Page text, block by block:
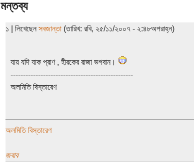
মন্তব্য
১ | লিখেছেন সবজান্তা(তারিখ: রবি, ২৫/১১/২০০৭ - ২:৪৮অপরাহ্ন)
যায় যদি যাক প্রাণ , হীরকের রাজা ভগবান।
-------------------------------------------------
অলমিতি বিস্তারেণ
অলমিতি বিস্তারেণ
জবাব